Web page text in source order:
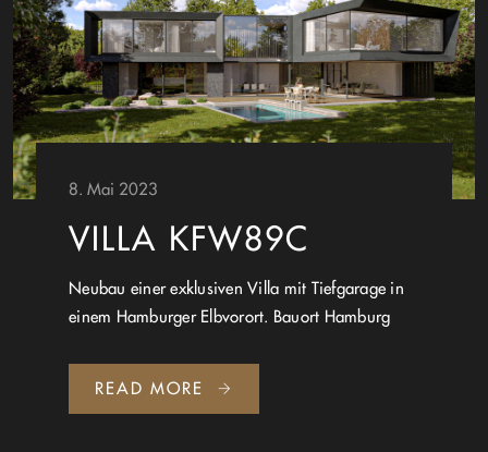
8. Mai 2023
VILLA KFW89C
Neubau einer exklusiven Villa mit Tiefgarage in
einem Hamburger Elbvorort. Bauort Hamburg
READ MORE